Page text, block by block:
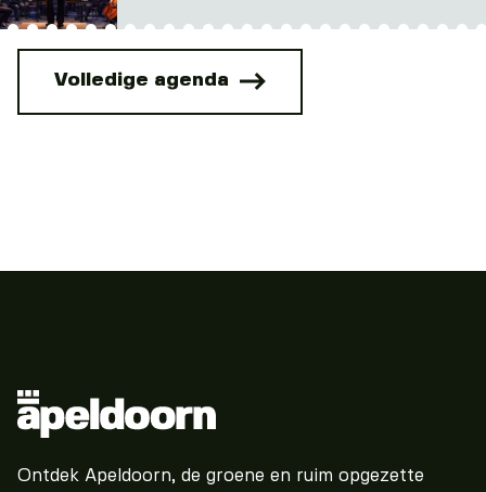
Volledige agenda
Ontdek Apeldoorn, de groene en ruim opgezette